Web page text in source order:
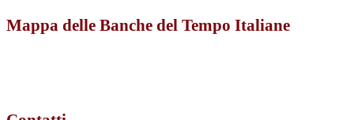
Mappa delle Banche del Tempo Italiane